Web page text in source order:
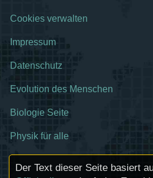
Cookies verwalten
Impressum
Datenschutz
Evolution des Menschen
Biologie Seite
Physik für alle
Der Text dieser Seite basiert